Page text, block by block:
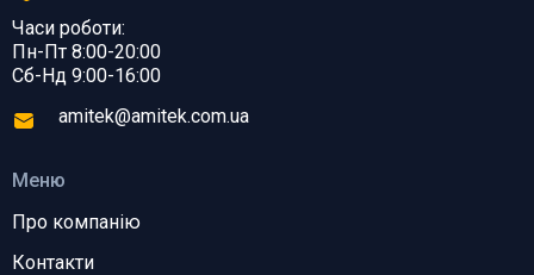
Меню
Про компанію
Контакти
Часи роботи:
Пн-Пт 8:00-20:00
Сб-Нд 9:00-16:00
amitek@amitek.com.ua